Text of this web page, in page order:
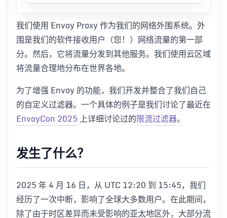
我们使用 Envoy Proxy 作为我们的网络外围系统。外
围是我们的软件接收用户（您！）网络流量的第一部
分。然后，它将流量分发到其他服务。我们使用云区域
将流量合理地分布在世界各地。
为了增强 Envoy 的功能，我们开发并整合了我们自己
的自定义过滤器。一个具体的例子是我们讨论了最近在
EnvoyCon 2025上详细讨论过的限流过滤器。
发生了什么？
2025 年 4 月 16 日，从 UTC 12:20 到 15:45，我们
经历了一次中断，影响了全球大多数用户。在此期间，
除了由于时区差异而未受影响的亚太地区外，大部分流